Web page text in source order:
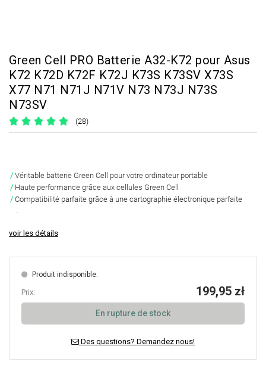
Green Cell PRO Batterie A32-K72 pour Asus
K72 K72D K72F K72J K73S K73SV X73S
X77 N71 N71J N71V N73 N73J N73S
N73SV
(28)
Véritable batterie Green Cell pour votre ordinateur portable
Haute performance grâce aux cellules Green Cell
Compatibilité parfaite grâce à une cartographie électronique parfaite
.
voir les détails
Produit indisponible.
Prix: 199,95 zł
En rupture de stock
Des questions? Demandez nous!